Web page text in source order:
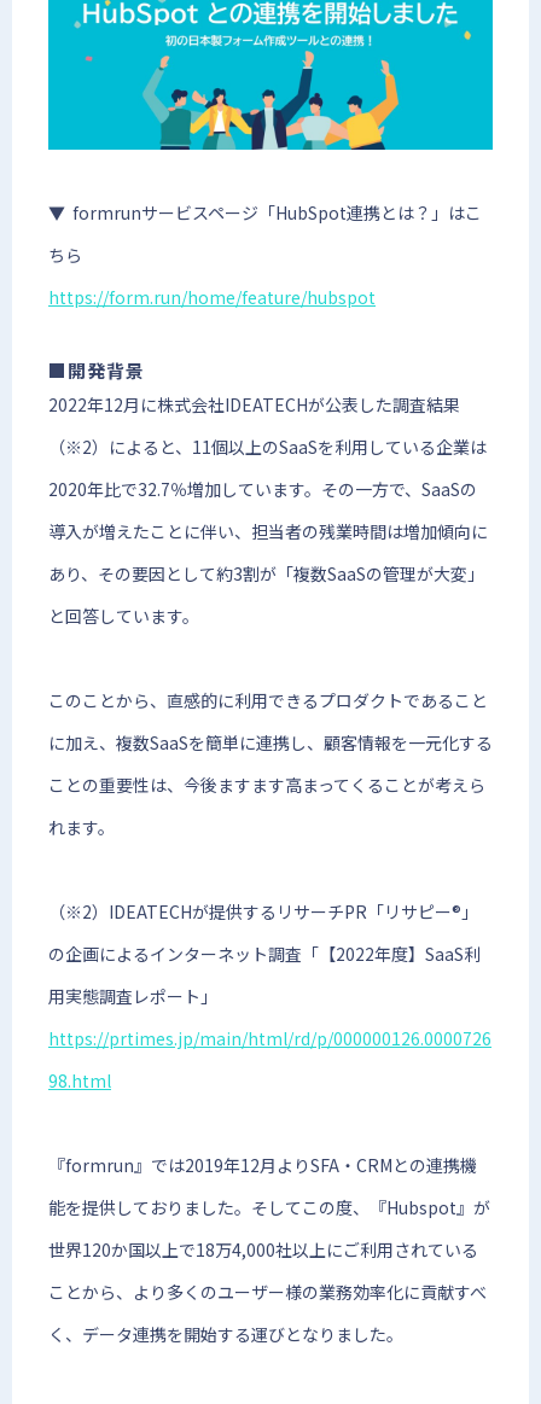
▼ formrunサービスページ「HubSpot連携とは？」はこ
ちら
https://form.run/home/feature/hubspot
■開発背景
2022年12月に株式会社IDEATECHが公表した調査結果
（※2）によると、11個以上のSaaSを利用している企業は
2020年比で32.7％増加しています。その一方で、SaaSの
導入が増えたことに伴い、担当者の残業時間は増加傾向に
あり、その要因として約3割が「複数SaaSの管理が大変」
と回答しています。
このことから、直感的に利用できるプロダクトであること
に加え、複数SaaSを簡単に連携し、顧客情報を一元化する
ことの重要性は、今後ますます高まってくることが考えら
れます。
（※2）IDEATECHが提供するリサーチPR「リサピー®︎」
の企画によるインターネット調査「【2022年度】SaaS利
用実態調査レポート」
https://prtimes.jp/main/html/rd/p/000000126.0000726
98.html
『formrun』では2019年12月よりSFA・CRMとの連携機
能を提供しておりました。そしてこの度、『Hubspot』が
世界120か国以上で18万4,000社以上にご利用されている
ことから、より多くのユーザー様の業務効率化に貢献すべ
く、データ連携を開始する運びとなりました。